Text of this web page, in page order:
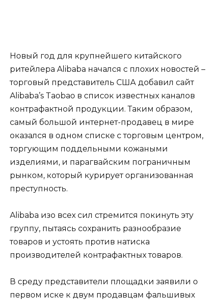
Новый год для крупнейшего китайского
ритейлера Alibaba начался с плохих новостей –
торговый представитель США добавил сайт
Alibaba’s Taobao в список известных каналов
контрафактной продукции. Таким образом,
самый большой интернет-продавец в мире
оказался в одном списке с торговым центром,
торгующим поддельными кожаными
изделиями, и парагвайским пограничным
рынком, который курирует организованная
преступность.
Alibaba изо всех сил стремится покинуть эту
группу, пытаясь сохранить разнообразие
товаров и устоять против натиска
производителей контрафактных товаров.
В среду представители площадки заявили о
первом иске к двум продавцам фальшивых